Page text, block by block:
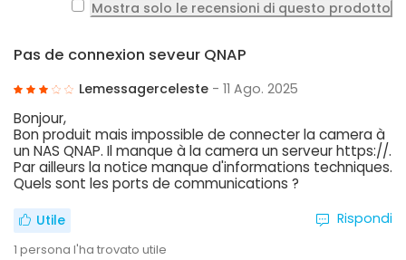
Mostra solo le recensioni di questo prodotto
Pas de connexion seveur QNAP
Lemessagerceleste - 11 Ago. 2025
Bonjour,
Bon produit mais impossible de connecter la camera à
un NAS QNAP. Il manque à la camera un serveur https://.
Par ailleurs la notice manque d'informations techniques.
Quels sont les ports de communications ?
Utile
1 persona l'ha trovato utile
Rispondi